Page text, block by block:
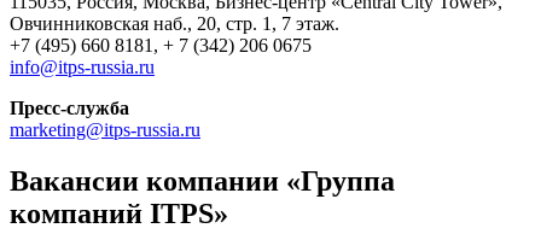
Овчинниковская наб., 20, стр. 1, 7 этаж.
+7 (495) 660 8181, + 7 (342) 206 0675
info@itps-russia.ru
Пресс-служба
marketing@itps-russia.ru
Вакансии компании «Группа
компаний ITPS»